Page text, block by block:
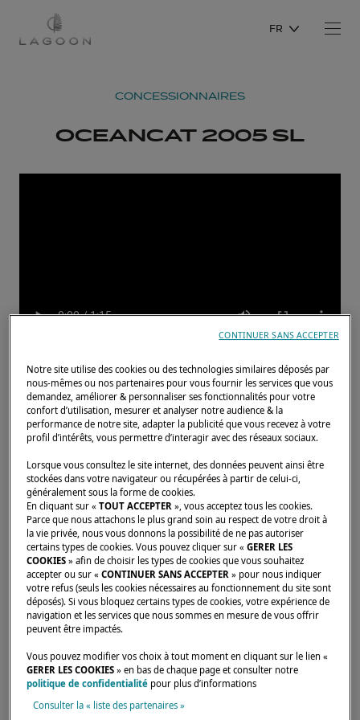
FR
CONCESSIONNAIRES
OCEANCAT 2005 SL
Accueil Concessionnaires OCEANCAT 2005 SL
Notre site utilise des cookies ou des technologies similaires déposés par
nous-mêmes ou nos partenaires pour vous fournir les services que vous
demandez, améliorer & personnaliser ses fonctionnalités pour votre
confort d’utilisation, mesurer et analyser notre audience & la
performance de notre site, adapter la publicité que vous recevez à votre
profil d’intérêts, vous permettre d’interagir avec des réseaux sociaux.
Lorsque vous consultez le site internet, des données peuvent ainsi être
stockées dans votre navigateur ou récupérées à partir de celui-ci,
généralement sous la forme de cookies.
En cliquant sur «TOUT ACCEPTER », vous acceptez tous les cookies.
Parce que nous attachons le plus grand soin au respect de votre droit à
la vie privée, nous vous donnons la possibilité de ne pas autoriser
certains types de cookies. Vous pouvez cliquer sur «GERER LES
COOKIES » afin de choisir les types de cookies que vous souhaitez
accepter ou sur «CONTINUER SANS ACCEPTER » pour nous indiquer
votre refus (seuls les cookies nécessaires au fonctionnement du site sont
déposés). Si vous bloquez certains types de cookies, votre expérience de
navigation et les services que nous sommes en mesure de vous offrir
peuvent être impactés.
Vous pouvez modifier vos choix à tout moment en cliquant sur le lien «
GERER LES COOKIES » en bas de chaque page et consulter notre
politique de confidentialité pour plus d’informations
Consulter la « liste des partenaires »
CONTINUER SANS ACCEPTER